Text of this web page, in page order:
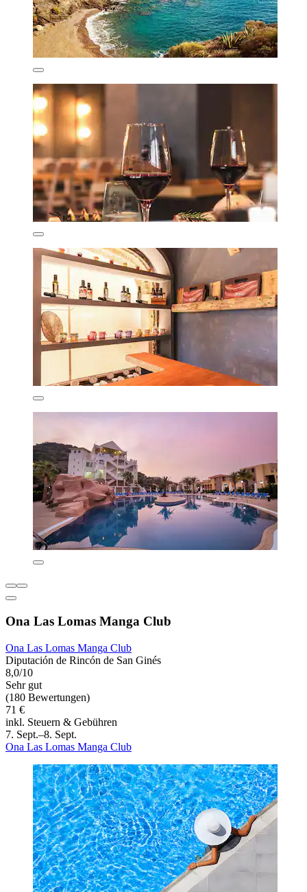
Ona Las Lomas Manga Club
Ona Las Lomas Manga Club
Diputación de Rincón de San Ginés
8,0/10
Sehr gut
(180 Bewertungen)
71 €
inkl. Steuern & Gebühren
7. Sept.–8. Sept.
Ona Las Lomas Manga Club